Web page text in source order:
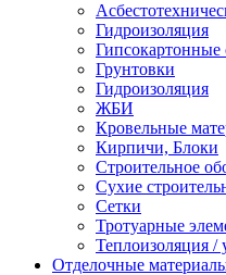
Гидроизоляция
Гипсокартонные
Грунтовки
Гидроизоляция
ЖБИ
Кровельные
Кирпичи, Блоки
Строительное
Сухие
Сетки
Тротуарные
Теплоизоляция /
Отделочные